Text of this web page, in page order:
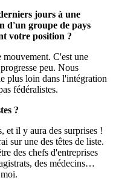
jours à une
d'un groupe de pays
votre position ?
mouvement. C'est une
peu. Nous
plus loin dans l'intégration
fédéralistes.
?
et il y aura des surprises !
sur une des têtes de liste.
des chefs d'entreprises
des médecins…